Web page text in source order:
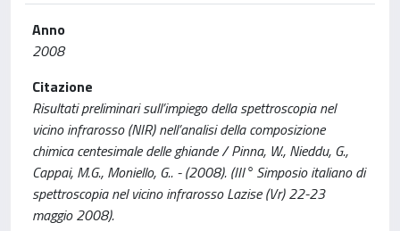
Anno
2008
Citazione
Risultati preliminari sull’impiego della spettroscopia nel
vicino infrarosso (NIR) nell’analisi della composizione
chimica centesimale delle ghiande / Pinna, W., Nieddu, G.,
Cappai, M.G., Moniello, G.. - (2008). (III° Simposio italiano di
spettroscopia nel vicino infrarosso Lazise (Vr) 22-23
maggio 2008).